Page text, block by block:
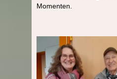
Momenten.